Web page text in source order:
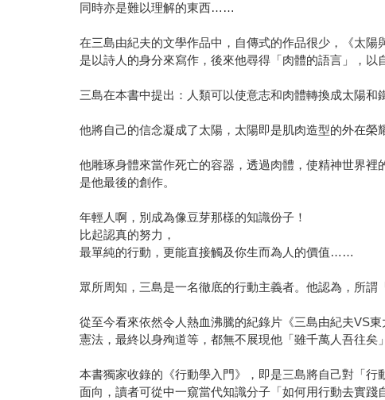
同時亦是難以理解的東西……
在三島由紀夫的文學作品中，自傳式的作品很少，《太
是以詩人的身分來寫作，後來他尋得「肉體的語言」，以
三島在本書中提出：人類可以使意志和肉體轉換成太陽和
他將自己的信念凝成了太陽，太陽即是肌肉造型的外在榮
他雕琢身體來當作死亡的容器，透過肉體，使精神世界
是他最後的創作。
年輕人啊，別成為像豆芽那樣的知識份子！
比起認真的努力，
最單純的行動，更能直接觸及你生而為人的價值……
眾所周知，三島是一名徹底的行動主義者。他認為，所
從至今看來依然令人熱血沸騰的紀錄片《三島由紀夫VS
憲法，最終以身殉道等，都無不展現他「雖千萬人吾往矣
本書獨家收錄的《行動學入門》，即是三島將自己對「
面向，讀者可從中一窺當代知識分子「如何用行動去實踐